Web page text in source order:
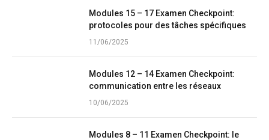
Modules 15 – 17 Examen Checkpoint:
protocoles pour des tâches spécifiques
11/06/2025
Modules 12 – 14 Examen Checkpoint:
communication entre les réseaux
10/06/2025
Modules 8 – 11 Examen Checkpoint: le